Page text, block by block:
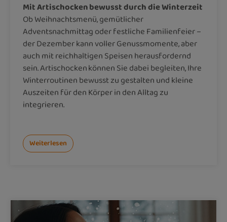
Mit Artischocken bewusst durch die Winterzeit
Ob Weihnachtsmenü, gemütlicher
Adventsnachmittag oder festliche Familienfeier –
der Dezember kann voller Genussmomente, aber
auch mit reichhaltigen Speisen herausfordernd
sein. Artischocken können Sie dabei begleiten, Ihre
Winterroutinen bewusst zu gestalten und kleine
Auszeiten für den Körper in den Alltag zu
integrieren.
Weiterlesen